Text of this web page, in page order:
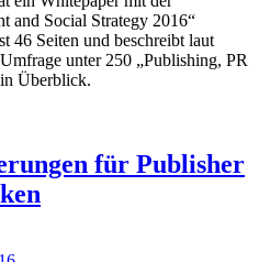
and Social Strategy 2016“
46 Seiten und beschreibt laut
unter 250 „Publishing, PR
Überblick.
für Publisher